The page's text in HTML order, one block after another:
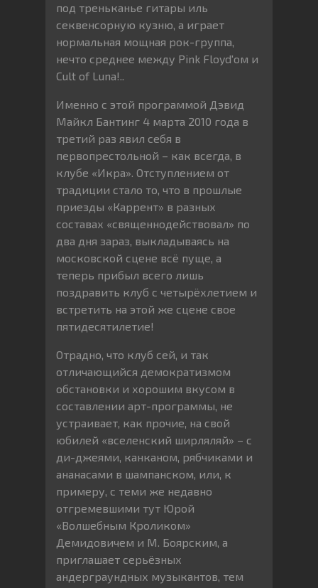
под треньканье гитары иль
секвенсорную кузню, а играет
нормальная мощная рок-группа,
нечто среднее между Pink Floyd'ом и
Cult of Luna!..
Именно с этой программой Дэвид
Майкл Бантинг 4 марта 2010 года в
третий раз явил себя в
первопрестольной – как всегда, в
клубе «Икра». Отступлением от
традиции стало то, что в прошлые
приезды «Каррент» в разных
составах «священнодействовал» по
два дня зараз, выкладываясь на
московской сцене всё пуще, а
теперь прибыл всего лишь
поздравить клуб с четырёхлетием и
встретить на этой же сцене свое
пятидесятилетие!
Отрадно, что клуб сей, и так
отличающийся демократизмом
обстановки и хорошим вкусом в
составлении арт-программы, не
устраивает, как прочие, на свой
юбилей «вселенский ширляляй» – с
ди-джеями, канканом, рябчиками и
ананасами в шампанском, или, к
примеру, с теми же недавно
отгремевшими тут Юрой
«Волшебным Кроликом»
Демидовичем и М. Боярским, а
приглашает серьёзных
андерграундных музыкантов, тем